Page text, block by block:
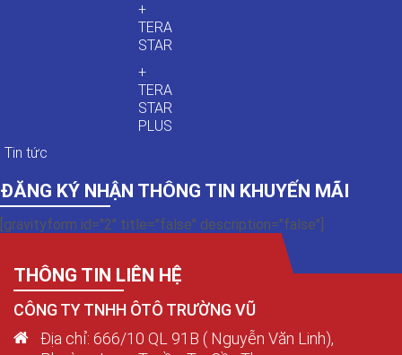
+
TERA
STAR
+
TERA
STAR
PLUS
Tin tức
ĐĂNG KÝ NHẬN THÔNG TIN KHUYẾN MÃI
[gravityform id="2" title="false" description="false"]
THÔNG TIN LIÊN HỆ
CÔNG TY TNHH ÔTÔ TRƯỜNG VŨ
Địa chỉ: 666/10 QL 91B ( Nguyễn Văn Linh),